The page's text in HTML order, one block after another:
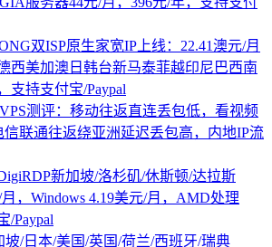
双ISP原生家宽IP上线：22.41澳元/月
西美加澳日韩台新马泰菲越印尼巴西南
支持支付宝/Paypal
测评：移动往返直连丢包低，看视频
信联通往返绕亚洲延迟丢包高，内地IP流
新加坡/洛杉矶/休斯顿/达拉斯
，Windows 4.19美元/月，AMD处理
/Paypal
坡/日本/美国/英国/荷兰/西班牙/瑞典